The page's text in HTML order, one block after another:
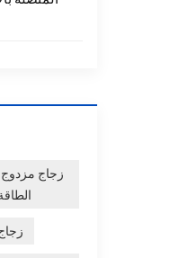
زجاج مزدوج